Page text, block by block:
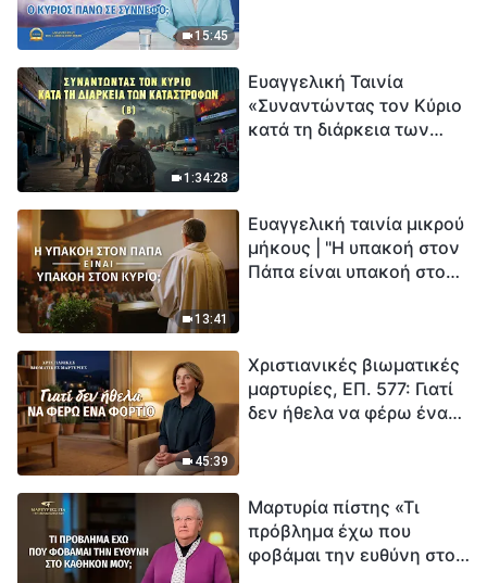
15:45
1:34:28
Ευαγγελική Ταινία
«Συναντώντας τον Κύριο
κατά τη διάρκεια των
εξαφάνισης». Οι
καταστροφές χτυπούν.
Ξεκινά η αντίστροφη
13:41
Ευαγγελική ταινία μικρού
μήκους | "Η υπακοή στον
Πάπα είναι υπακοή στον
45:39
Χριστιανικές βιωματικές
μαρτυρίες, ΕΠ. 577: Γιατί
δεν ήθελα να φέρω ένα
Μαρτυρία πίστης «Τι
πρόβλημα έχω που
φοβάμαι την ευθύνη στο